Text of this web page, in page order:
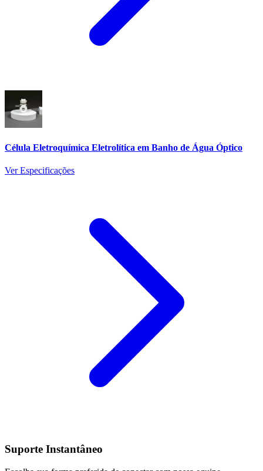
Célula Eletroquímica Eletrolítica em Banho de Água Óptico
Ver Especificações
Suporte Instantâneo